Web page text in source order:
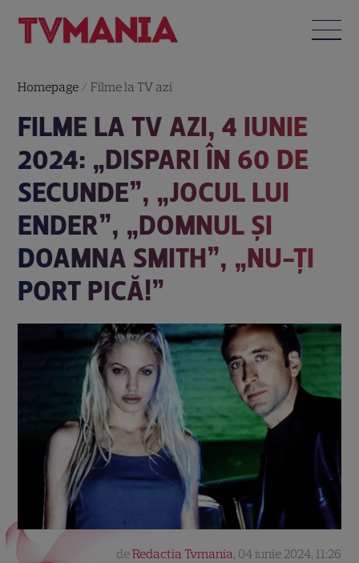
Homepage /Filme la TV azi
FILME LA TV AZI, 4 IUNIE
2024: „DISPARI ÎN 60 DE
SECUNDE”, „JOCUL LUI
ENDER”, „DOMNUL ȘI
DOAMNA SMITH”, „NU-ȚI
PORT PICĂ!”
deRedactia Tvmania, 04 iunie 2024, 11:26